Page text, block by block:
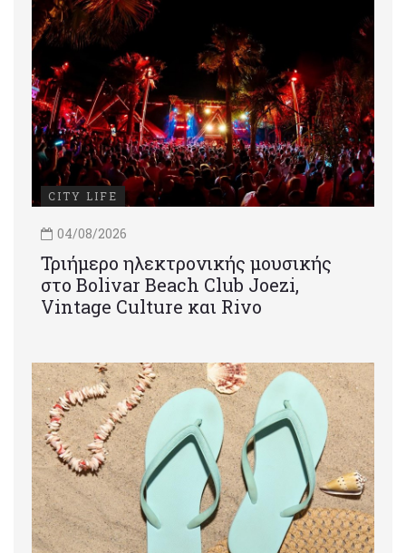
CITY LIFE
04/08/2026
Τριήμερο ηλεκτρονικής μουσικής
στο Bolivar Beach Club Joezi,
Vintage Culture και Rivo